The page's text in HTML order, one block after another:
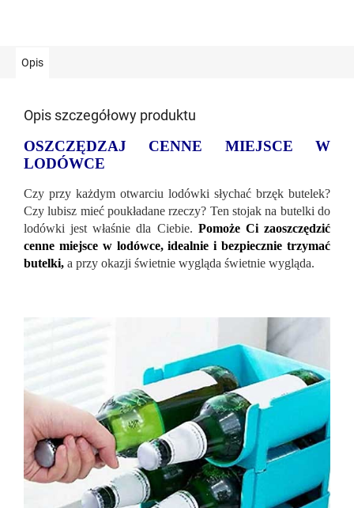
Opis
Opis szczegółowy produktu
OSZCZĘDZAJ CENNE MIEJSCE W
LODÓWCE
Czy przy każdym otwarciu lodówki słychać brzęk butelek?
Czy lubisz mieć poukładane rzeczy? Ten stojak na butelki do
lodówki jest właśnie dla Ciebie. Pomoże Ci zaoszczędzić
cenne miejsce w lodówce, idealnie i bezpiecznie trzymać
butelki, a przy okazji świetnie wygląda świetnie wygląda.